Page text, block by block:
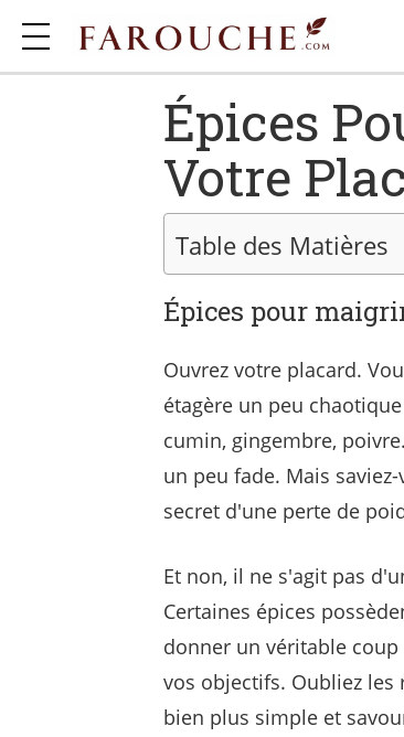
Épices
Votre
Table des Matières
Épices pour
Ouvrez votre placard.
étagère un peu
cumin, gingembre,
un peu fade. Mais
secret d'une perte de
Et non, il ne s'agit pas
Certaines épices
donner un véritable
vos objectifs. Oubliez
bien plus simple et